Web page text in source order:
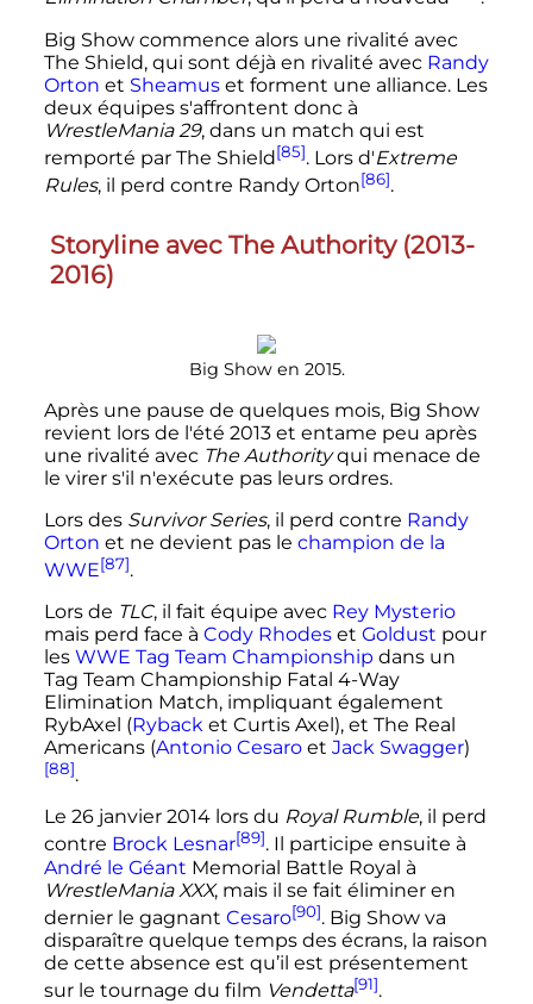
Big Show commence alors une rivalité avec
The Shield, qui sont déjà en rivalité avec Randy
Orton et Sheamuset forment une alliance. Les
deux équipes s'affrontent donc à
WrestleMania 29, dans un match qui est
remporté par The Shield[85]. Lors d'Extreme
Rules, il perd contre Randy Orton[86].
Storyline avec The Authority (2013-
2016)
Big Show en 2015.
Après une pause de quelques mois, Big Show
revient lors de l'été 2013 et entame peu après
une rivalité avec The Authorityqui menace de
le virer s'il n'exécute pas leurs ordres.
Lors des Survivor Series, il perd contre Randy
Orton et ne devient pas le champion de la
WWE[87].
Lors de TLC, il fait équipe avec Rey Mysterio
mais perd face à Cody Rhodeset Goldust pour
les WWE Tag Team Championship dans un
Tag Team Championship Fatal 4-Way
Elimination Match, impliquant également
RybAxel (Rybacket Curtis Axel), et The Real
Americans (Antonio Cesaroet Jack Swagger)
[88].
Le 26 janvier 2014lors du Royal Rumble, il perd
contre Brock Lesnar[89]. Il participe ensuite à
André le Géant Memorial Battle Royal à
WrestleMania XXX, mais il se fait éliminer en
dernier le gagnant Cesaro[90]. Big Show va
disparaître quelque temps des écrans, la raison
de cette absence est qu’il est présentement
sur le tournage du film Vendetta[91].